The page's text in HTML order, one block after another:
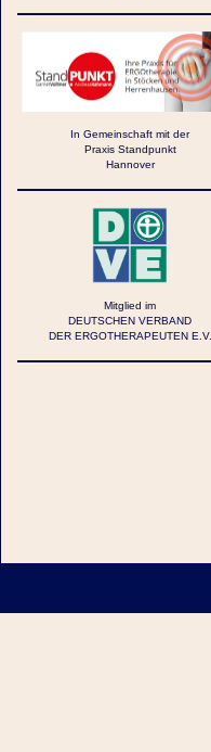
In Gemeinschaft mit der
Praxis Standpunkt
Hannover
Mitglied im
DEUTSCHEN VERBAND
DER ERGOTHERAPEUTEN E.V.